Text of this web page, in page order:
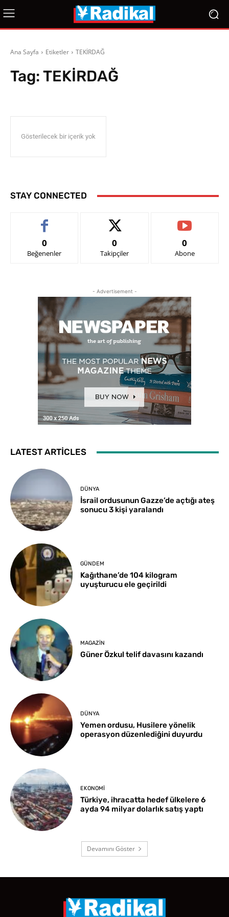
Ana Sayfa Etiketler TEKİRDAĞ
Tag:TEKİRDAĞ
Gösterilecek bir içerik yok
STAY CONNECTED
0
Beğenenler
0
Takipçiler
0
Abone
- Advertisement -
LATEST ARTICLES
DÜNYA
İsrail ordusunun Gazze’de açtığı ateş
sonucu 3 kişi yaralandı
GÜNDEM
Kağıthane’de 104 kilogram
uyuşturucu ele geçirildi
MAGAZIN
Güner Özkul telif davasını kazandı
DÜNYA
Yemen ordusu, Husilere yönelik
operasyon düzenlediğini duyurdu
EKONOMI
Türkiye, ihracatta hedef ülkelere 6
ayda 94 milyar dolarlık satış yaptı
Devamını Göster